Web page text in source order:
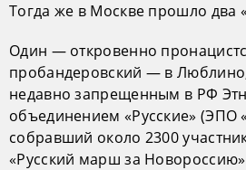
Тогда же в Москве прошло два
Один — откровенно
пробандеровский — в
недавно запрещенным в РФ
объединением «Русские» (ЭПО
собравший около 2300
«Русский марш за